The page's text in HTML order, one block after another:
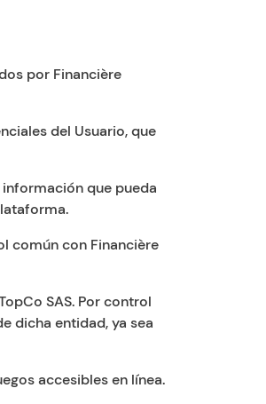
por Financière
del Usuario, que
que pueda
común con Financière
SAS. Por control
dicha entidad, ya sea
accesibles en línea.